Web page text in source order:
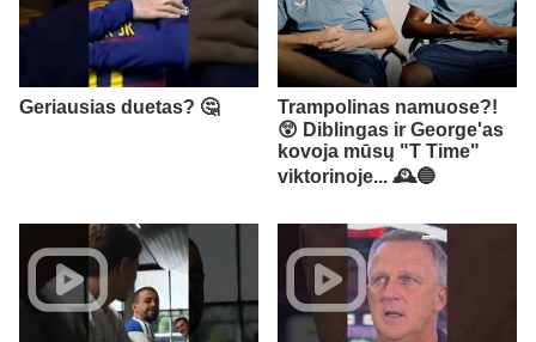
Geriausias duetas? 🤔
Trampolinas namuose?!
😲 Diblingas ir George'as
kovoja mūsų "T Time"
viktorinoje... 🕰️🔵